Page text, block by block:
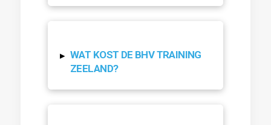
▸ WAT KOST DE BHV TRAINING
ZEELAND?